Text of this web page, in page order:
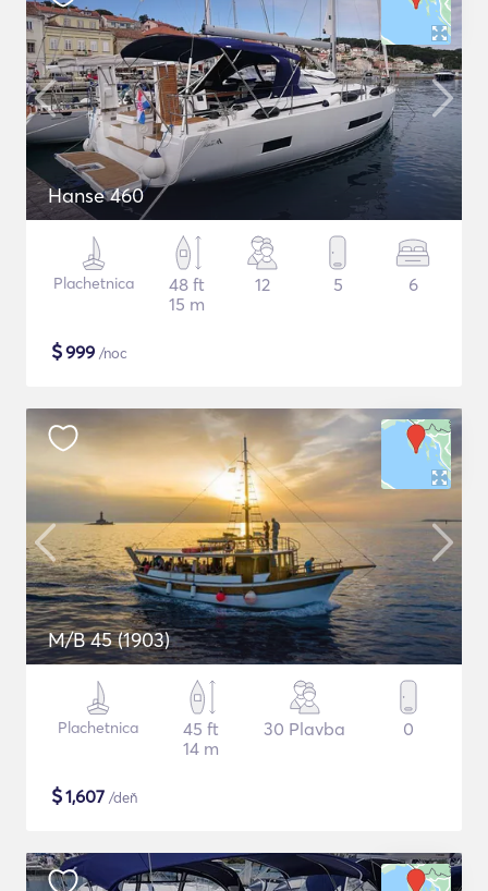
Hanse 460
Plachetnica
48 ft
15 m
12 5 6
$999 /noc
M/B 45 (1903)
Plachetnica
45 ft
14 m
30 Plavba 0
$1,607 /deň